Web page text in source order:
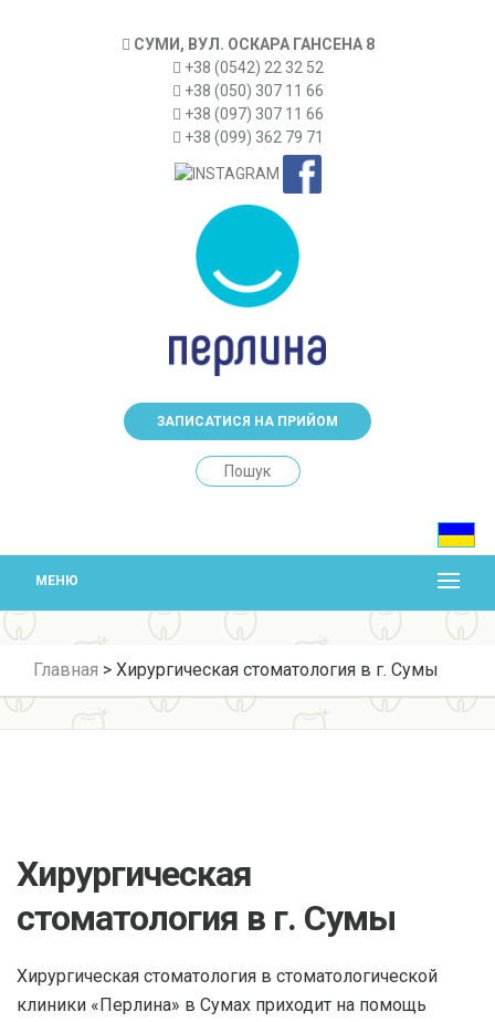
СУМИ, ВУЛ. ОСКАРА ГАНСЕНА 8
+38 (0542) 22 32 52
+38 (050) 307 11 66
+38 (097) 307 11 66
+38 (099) 362 79 71
ЗАПИСАТИСЯ НА ПРИЙОМ
Search
МЕНЮ
Главная > Хирургическая стоматология в г. Сумы
Хирургическая
стоматология в г. Сумы
Хирургическая стоматология в стоматологической
клиники «Перлина» в Сумах приходит на помощь